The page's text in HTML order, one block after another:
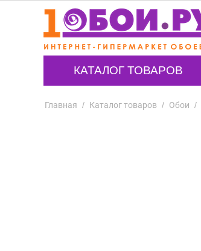
КАТАЛОГ ТОВАРОВ
Главная / Каталог товаров / Обои /